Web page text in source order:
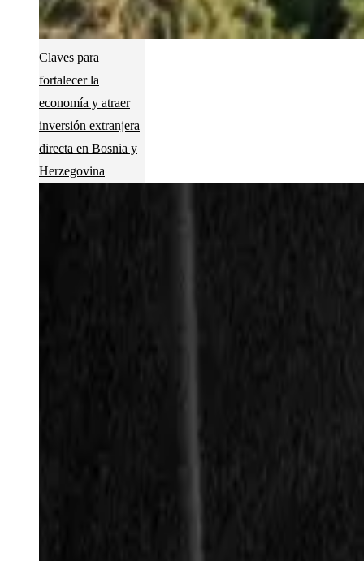
Claves para
fortalecer la
economía y atraer
inversión extranjera
directa en Bosnia y
Herzegovina